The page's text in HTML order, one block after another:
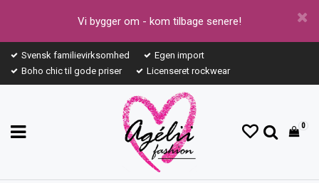
Vi bygger om - kom tilbage senere!
Svensk familievirksomhed
Egen import
Boho chic til gode priser
Licenseret rockwear
0